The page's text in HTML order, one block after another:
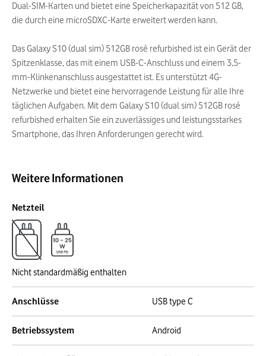
Dual-SIM-Karten und bietet eine Speicherkapazität von 512 GB,
die durch eine microSDXC-Karte erweitert werden kann.
Das Galaxy S10 (dual sim) 512GB rosé refurbished ist ein Gerät der
Spitzenklasse, das mit einem USB-C-Anschluss und einem 3,5-
mm-Klinkenanschluss ausgestattet ist. Es unterstützt 4G-
Netzwerke und bietet eine hervorragende Leistung für alle Ihre
täglichen Aufgaben. Mit dem Galaxy S10 (dual sim) 512GB rosé
refurbished erhalten Sie ein zuverlässiges und leistungsstarkes
Smartphone, das Ihren Anforderungen gerecht wird.
Weitere Informationen
Netzteil
Nicht standardmäßig enthalten
Anschlüsse USB type C
Betriebssystem Android